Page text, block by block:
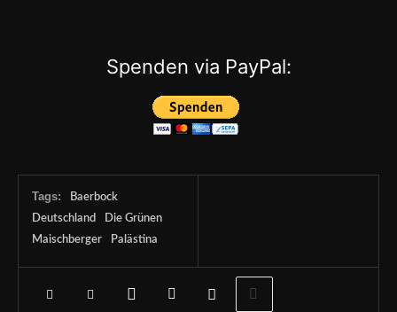
Spenden via PayPal:
Tags:
Baerbock
Deutschland
Die Grünen
Maischberger
Palästina